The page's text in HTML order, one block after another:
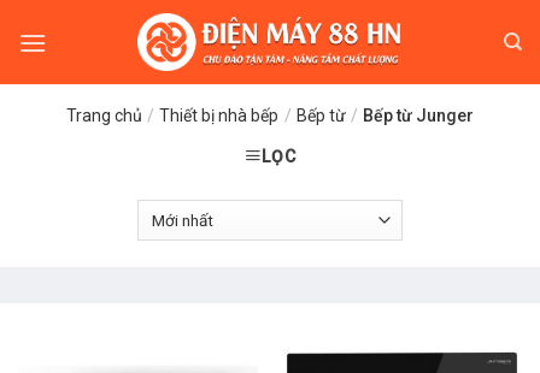
Trang chủ / Thiết bị nhà bếp / Bếp từ / Bếp từ Junger
LỌC